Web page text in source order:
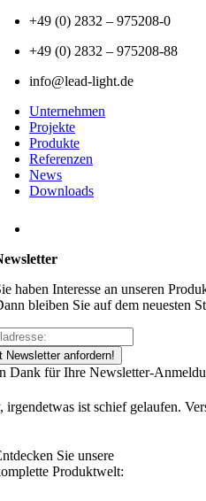
+49 (0) 2832 – 975208-0
+49 (0) 2832 – 975208-88
info@lead-light.de
Unternehmen
Projekte
Produkte
Referenzen
News
Downloads
haben Interesse an unseren
bleiben Sie auf dem neuesten
Newsletter anfordern!
Dank für Ihre Newsletter-
irgendetwas ist schief gelaufen.
Sie unsere
Produktwelt: